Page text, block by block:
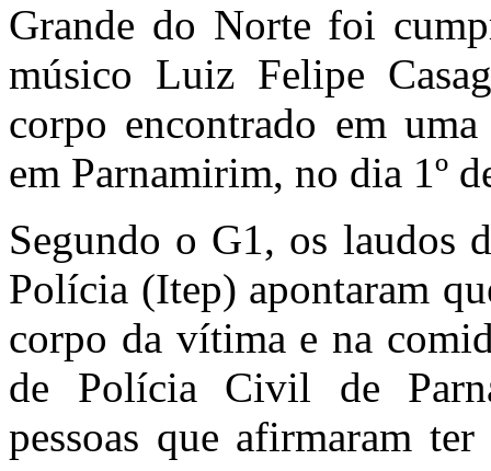
Grande do Norte foi
músico Luiz Felipe
corpo encontrado em
em Parnamirim, no dia 1º
Segundo o G1, os laudos
Polícia (Itep) apontaram
corpo da vítima e na
de Polícia Civil de
pessoas que afirmaram